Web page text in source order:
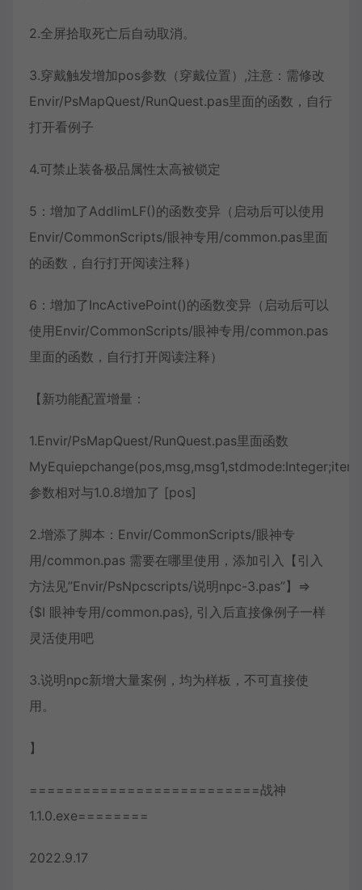
2.全屏拾取死亡后自动取消。
3.穿戴触发增加pos参数（穿戴位置）,注意：需修改
Envir/PsMapQuest/RunQuest.pas里面的函数，自行
打开看例子
4.可禁止装备极品属性太高被锁定
5：增加了AddlimLF()的函数变异（启动后可以使用
Envir/CommonScripts/眼神专用/common.pas里面
的函数，自行打开阅读注释）
6：增加了IncActivePoint()的函数变异（启动后可以
使用Envir/CommonScripts/眼神专用/common.pas
里面的函数，自行打开阅读注释）
【新功能配置增量：
1.Envir/PsMapQuest/RunQuest.pas里面函数
参数相对与1.0.8增加了 [pos]
2.增添了脚本：Envir/CommonScripts/眼神专
用/common.pas 需要在哪里使用，添加引入【引入
方法见”Envir/PsNpcscripts/说明npc-3.pas”】=>
{$I 眼神专用/common.pas}, 引入后直接像例子一样
灵活使用吧
3.说明npc新增大量案例，均为样板，不可直接使
用。
】
==========================战神
1.1.0.exe========
2022.9.17